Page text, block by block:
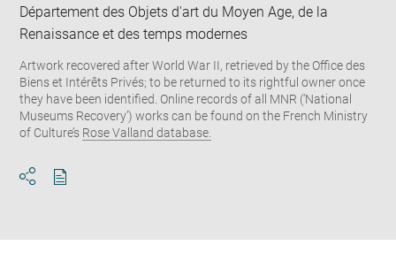
Département des Objets d'art du Moyen Age, de la
Renaissance et des temps modernes
Artwork recovered after World War II, retrieved by the Office des
Biens et Intérêts Privés; to be returned to its rightful owner once
they have been identified. Online records of all MNR (‘National
Museums Recovery’) works can be found on the French Ministry
of Culture’s Rose Valland database.